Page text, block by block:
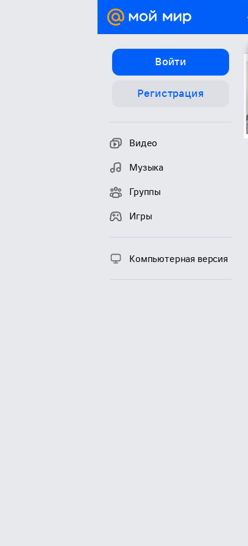
Войти
Регистрация
Видео
Музыка
Группы
Игры
Компьютерная версия